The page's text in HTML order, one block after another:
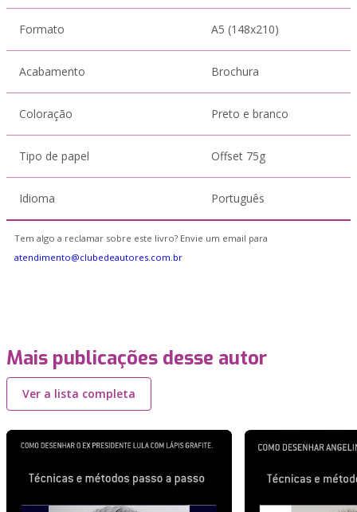
Formato A5 (148x210)
Acabamento Brochura
Coloração Preto e branco
Tipo de papel Offset 75g
Idioma Português
Tem algo a reclamar sobre este livro? Envie um email para
atendimento@clubedeautores.com.br
Mais publicações desse autor
Ver a lista completa